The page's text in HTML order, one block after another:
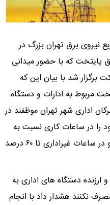
نیروی برق تهران بزرگ در
پایتخت که با حضور میدانی
شد با بیان این که
مربوط به ادارات و دستگاه
اداری شهر تهران موظفند در
را در ساعات کاری نسبت به
دوره مشابه سال گذشته، ۳۰ درصد و در ساعات غیراداری تا ۶۰ درصد
دستگاه های اداری به
نکنند هشدار داد با انجام